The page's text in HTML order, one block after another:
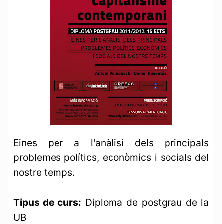
Eines per a l'anàlisi dels principals
problemes polítics, econòmics i socials del
nostre temps.
Tipus de curs: Diploma de postgrau de la
UB